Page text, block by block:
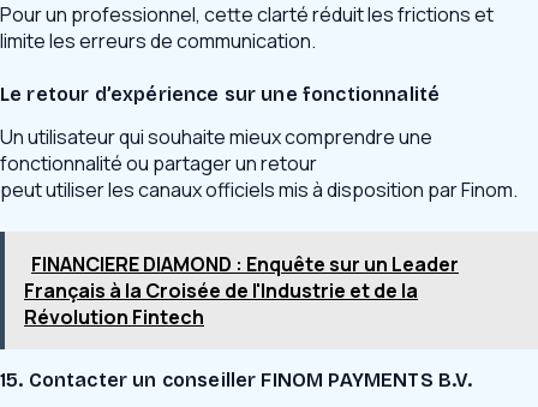
Pour un professionnel, cette clarté réduit les frictions et
limite les erreurs de communication.
Le retour d’expérience sur une fonctionnalité
Un utilisateur qui souhaite mieux comprendre une
fonctionnalité ou partager un retour
peut utiliser les canaux officiels mis à disposition par Finom.
FINANCIERE DIAMOND : Enquête sur un Leader
Français à la Croisée de l'Industrie et de la
Révolution Fintech
15. Contacter un conseiller FINOM PAYMENTS B.V.